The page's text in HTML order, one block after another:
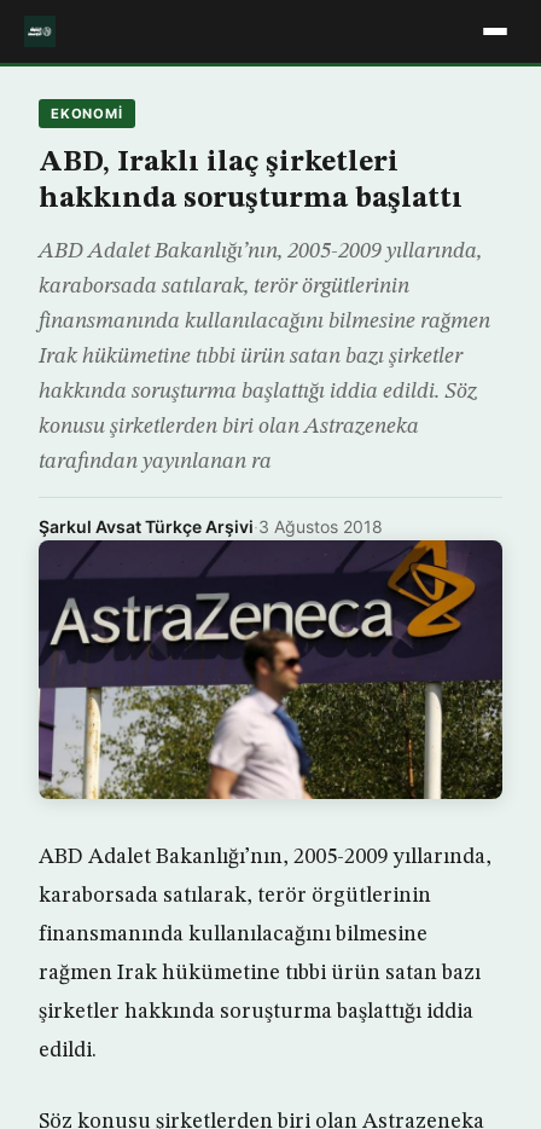
EKONOMİ
ABD, Iraklı ilaç şirketleri
hakkında soruşturma başlattı
ABD Adalet Bakanlığı’nın, 2005-2009 yıllarında,
karaborsada satılarak, terör örgütlerinin
finansmanında kullanılacağını bilmesine rağmen
Irak hükümetine tıbbi ürün satan bazı şirketler
hakkında soruşturma başlattığı iddia edildi. Söz
konusu şirketlerden biri olan Astrazeneka
tarafından yayınlanan ra
Şarkul Avsat Türkçe Arşivi·3 Ağustos 2018
ABD Adalet Bakanlığı’nın, 2005-2009 yıllarında,
karaborsada satılarak, terör örgütlerinin
finansmanında kullanılacağını bilmesine
rağmen Irak hükümetine tıbbi ürün satan bazı
şirketler hakkında soruşturma başlattığı iddia
edildi.
Söz konusu şirketlerden biri olan Astrazeneka